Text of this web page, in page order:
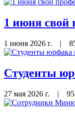
1 июня свой
1 июня 2026 г. |
Студенты
27 мая 2026 г. | 95